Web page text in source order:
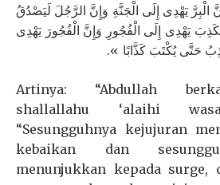
الْبِرَّ يَهْدِى إِلَى الْجَنَّةِ وَإِنَّ الرَّجُلَ لَيَصْدُقُ
يَهْدِى إِلَى الْفُجُورِ وَإِنَّ الْفُجُورَ يَهْدِى
حَتَّى يُكْتَبَ كَذَّابًا ».
Artinya: “Abdullah
shallallahu ‘alaihi
“Sesungguhnya kejujuran
kebaikan dan
menunjukkan kepada surge,